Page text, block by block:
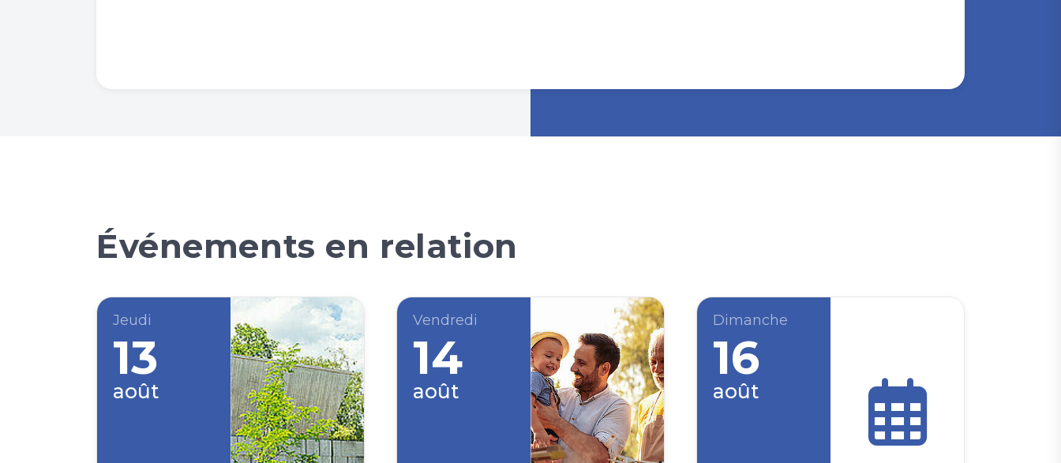
Événements en relation
Jeudi
13
août
Vendredi
14
août
Dimanche
16
août